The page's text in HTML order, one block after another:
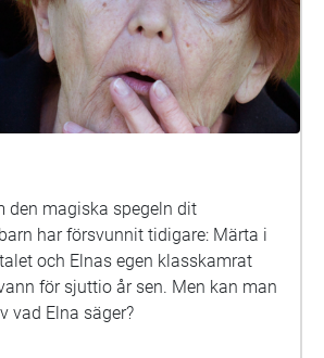
den magiska spegeln dit
har försvunnit tidigare: Märta i
och Elnas egen klasskamrat
för sjuttio år sen. Men kan man
vad Elna säger?